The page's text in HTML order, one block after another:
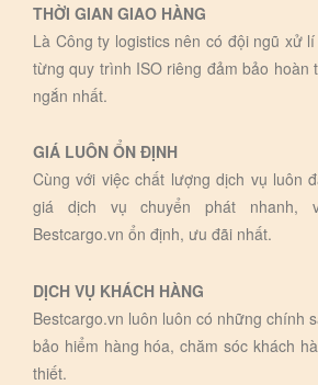
THỜI GIAN GIAO HÀNG
Là Công ty logistics nên có đội ngũ xử
từng quy trình ISO riêng đảm bảo hoàn
ngắn nhất.
GIÁ LUÔN ỔN ĐỊNH
Cùng với việc chất lượng dịch vụ luôn
giá dịch vụ chuyển phát nhanh,
Bestcargo.vn ổn định, ưu đãi nhất.
DỊCH VỤ KHÁCH HÀNG
Bestcargo.vn luôn luôn có những chính
bảo hiểm hàng hóa, chăm sóc khách
thiết.